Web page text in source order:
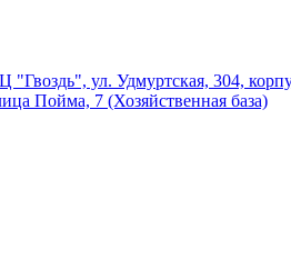
"Гвоздь", ул. Удмуртская, 304,
Пойма, 7 (Хозяйственная база)